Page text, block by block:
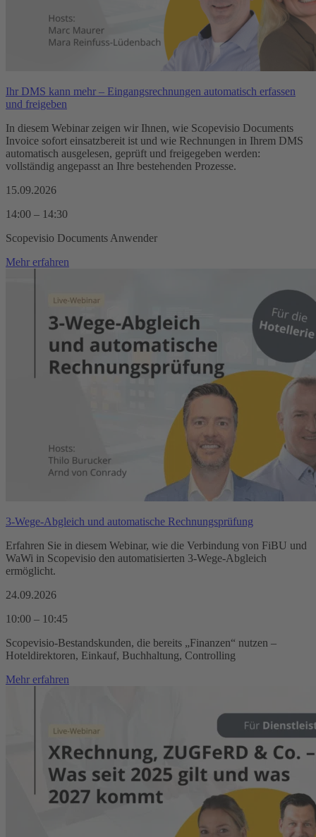
Ihr DMS kann mehr – Eingangsrechnungen automatisch erfassen
und freigeben
In diesem Webinar zeigen wir Ihnen, wie Scopevisio Documents
Invoice sofort einsatzbereit ist und wie Rechnungen in Ihrem DMS
automatisch ausgelesen, geprüft und freigegeben werden:
vollständig angepasst an Ihre bestehenden Prozesse.
15.09.2026
14:00 – 14:30
Scopevisio Documents Anwender
Mehr erfahren
3-Wege-Abgleich und automatische Rechnungsprüfung
Erfahren Sie in diesem Webinar, wie die Verbindung von FiBU und
WaWi in Scopevisio den automatisierten 3-Wege-Abgleich
ermöglicht.
24.09.2026
10:00 – 10:45
Scopevisio-Bestandskunden, die bereits „Finanzen“ nutzen –
Hoteldirektoren, Einkauf, Buchhaltung, Controlling
Mehr erfahren